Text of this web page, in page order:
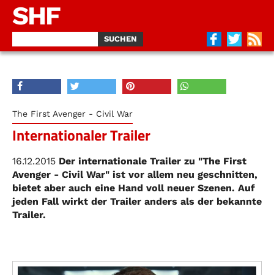
SHF
The First Avenger - Civil War
Internationaler Trailer
16.12.2015 Der internationale Trailer zu "The First
Avenger - Civil War" ist vor allem neu geschnitten,
bietet aber auch eine Hand voll neuer Szenen. Auf
jeden Fall wirkt der Trailer anders als der bekannte
Trailer.